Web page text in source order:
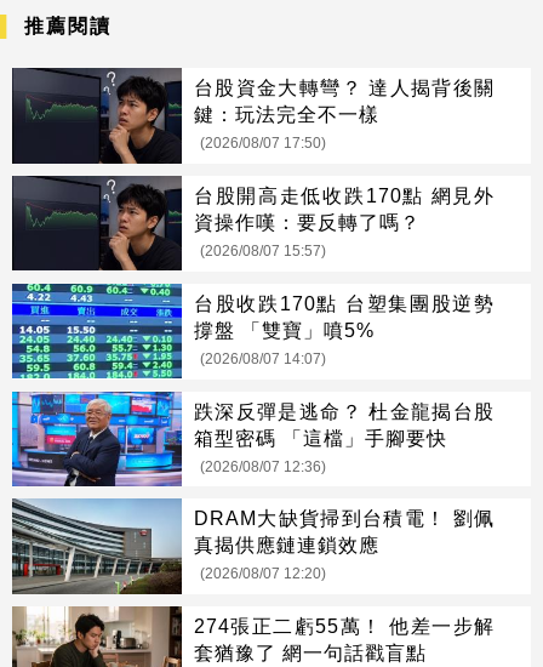
推薦閱讀
台股資金大轉彎？ 達人揭背後關
鍵：玩法完全不一樣
(2026/08/07 17:50)
台股開高走低收跌170點 網見外
資操作嘆：要反轉了嗎？
(2026/08/07 15:57)
台股收跌170點 台塑集團股逆勢
撐盤 「雙寶」噴5%
(2026/08/07 14:07)
跌深反彈是逃命？ 杜金龍揭台股
箱型密碼 「這檔」手腳要快
(2026/08/07 12:36)
DRAM大缺貨掃到台積電！ 劉佩
真揭供應鏈連鎖效應
(2026/08/07 12:20)
274張正二虧55萬！ 他差一步解
套猶豫了 網一句話戳盲點